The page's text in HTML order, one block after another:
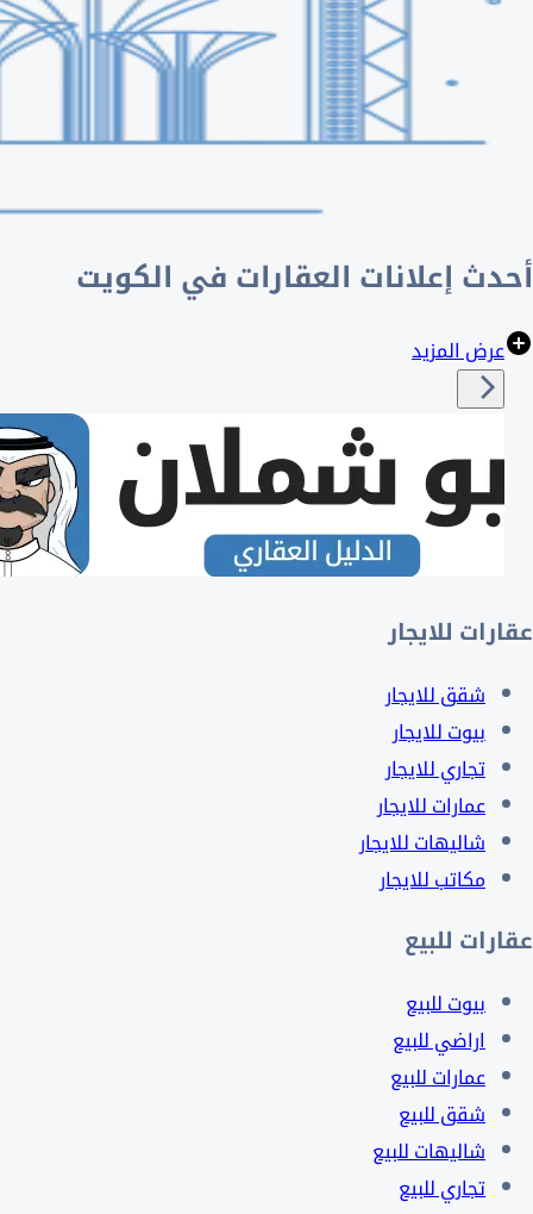
أحدث إعلانات العقارات في الكويت
عرض المزيد
عقارات للايجار
شقق للايجار
بيوت للايجار
تجاري للايجار
عمارات للايجار
شاليهات للايجار
مكاتب للايجار
عقارات للبيع
بيوت للبيع
اراضي للبيع
عمارات للبيع
شقق للبيع
شاليهات للبيع
تجاري للبيع